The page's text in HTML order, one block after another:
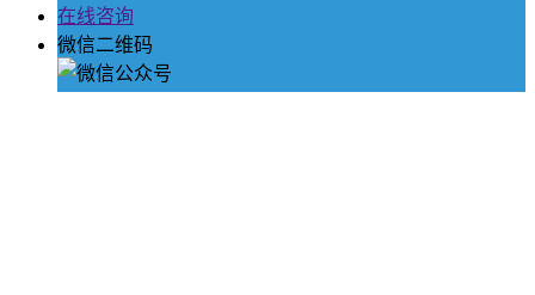
在线咨询
微信二维码